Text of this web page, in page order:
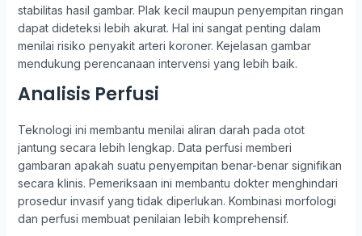
stabilitas hasil gambar. Plak kecil maupun penyempitan ringan
dapat dideteksi lebih akurat. Hal ini sangat penting dalam
menilai risiko penyakit arteri koroner. Kejelasan gambar
mendukung perencanaan intervensi yang lebih baik.
Analisis Perfusi
Teknologi ini membantu menilai aliran darah pada otot
jantung secara lebih lengkap. Data perfusi memberi
gambaran apakah suatu penyempitan benar-benar signifikan
secara klinis. Pemeriksaan ini membantu dokter menghindari
prosedur invasif yang tidak diperlukan. Kombinasi morfologi
dan perfusi membuat penilaian lebih komprehensif.